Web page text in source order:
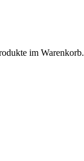
im Warenkorb.